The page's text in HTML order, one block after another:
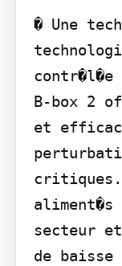
� Une
contr�l�e
B-box 2
et
critiques.
aliment�s
secteur
de